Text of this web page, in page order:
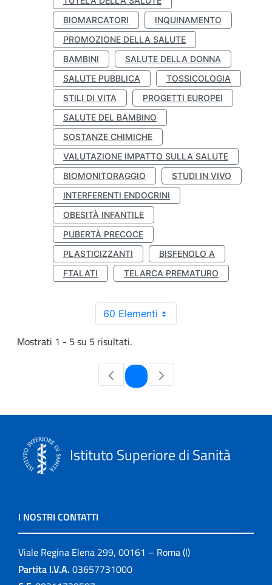
BIOMARCATORI
INQUINAMENTO
PROMOZIONE DELLA SALUTE
BAMBINI
SALUTE DELLA DONNA
SALUTE PUBBLICA
TOSSICOLOGIA
STILI DI VITA
PROGETTI EUROPEI
SALUTE DEL BAMBINO
SOSTANZE CHIMICHE
VALUTAZIONE IMPATTO SULLA SALUTE
BIOMONITORAGGIO
STUDI IN VIVO
INTERFERENTI ENDOCRINI
OBESITÀ INFANTILE
PUBERTÀ PRECOCE
PLASTICIZZANTI
BISFENOLO A
FTALATI
TELARCA PREMATURO
60 Elementi
Mostrati 1 - 5 su 5 risultati.
Pagina
Istituto Superiore di Sanità
I NOSTRI CONTATTI
Viale Regina Elena 299, 00161 – Roma (I)
Partita I.V.A. 03657731000